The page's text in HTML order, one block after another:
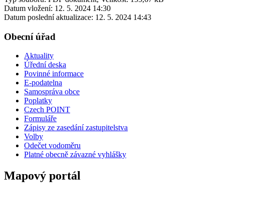
Datum vložení: 12. 5. 2024 14:30
Datum poslední aktualizace: 12. 5. 2024 14:43
Obecní úřad
Aktuality
Úřední deska
Povinné informace
E-podatelna
Samospráva obce
Poplatky
Czech POINT
Formuláře
Zápisy ze zasedání zastupitelstva
Volby
Odečet vodoměru
Platné obecně závazné vyhlášky
Mapový portál